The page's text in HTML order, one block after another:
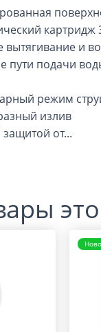
картридж
вытягивание и
пути подачи
режим
излив
защитой от...